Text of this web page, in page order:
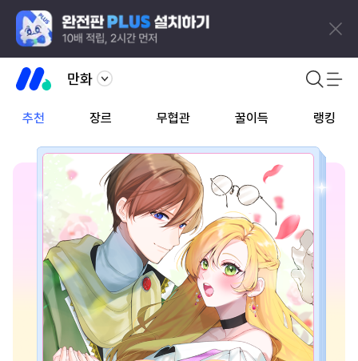
만화
추천 장르 무협관 꿀이득 랭킹